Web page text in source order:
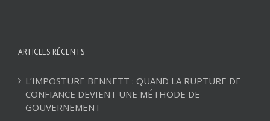
ARTICLES RÉCENTS
L’IMPOSTURE BENNETT : QUAND LA RUPTURE DE
CONFIANCE DEVIENT UNE MÉTHODE DE
GOUVERNEMENT